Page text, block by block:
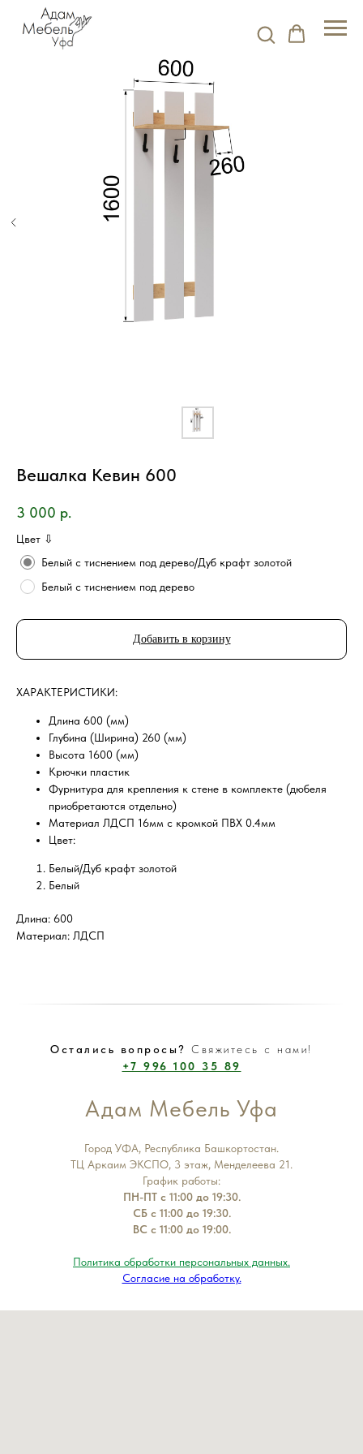
Вешалка Кевин 600
3 000 р.
Цвет ⇩
Белый с тиснением под дерево/Дуб крафт золотой
Белый с тиснением под дерево
Добавить в корзину
ХAРAKТEPИCТИKИ:
Длина 600 (мм)
Глубина (Ширина) 260 (мм)
Высота 1600 (мм)
Крючки пластик
Фурнитура для крепления к стене в комплекте (дюбеля
приобретаются отдельно)
Материал ЛДСП 16мм с кромкой ПВХ 0.4мм
Цвет:
Белый/Дуб крафт золотой
Белый
Длина: 600
Материал: ЛДСП
Остались вопросы?Свяжитесь с нами!
+7 996 100 35 89
Адам Мебель Уфа
Город УФА, Республика Башкортостан.
ТЦ Аркаим ЭКСПО, 3 этаж, Менделеева 21.
График работы:
ПН-ПТ с 11:00 до 19:30.
СБ с 11:00 до 19:30.
ВС с 11:00 до 19:00.
Политика обработки персональных данных.
Согласие на обработку.